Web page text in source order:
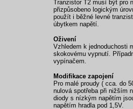
Tranzistor T2 musí být pro
přizpůsobeno logickým
použít i běžné levné
úbytkem napětí.
Oživení
Vzhledem k jednoduchosti
skokovému vypnutí.
vypínačem.
Modifikace zapojení
Pro malé proudy ( cca. do
nulová spotřeba při nižším
diody s nízkým napětím
napětím hradla pod 1,5V.